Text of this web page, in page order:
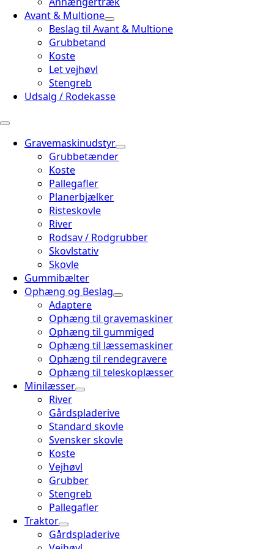
Avant & Multione
Beslag til Avant & Multione
Grubbetand
Koste
Let vejhøvl
Stengreb
Udsalg / Rodekasse
Gravemaskinudstyr
Grubbetænder
Koste
Pallegafler
Planerbjælker
Risteskovle
River
Rodsav / Rodgrubber
Skovlstativ
Skovle
Gummibælter
Ophæng og Beslag
Adaptere
Ophæng til gravemaskiner
Ophæng til gummiged
Ophæng til læssemaskiner
Ophæng til rendegravere
Ophæng til teleskoplæsser
Minilæsser
River
Gårdspladerive
Standard skovle
Svensker skovle
Koste
Vejhøvl
Grubber
Stengreb
Pallegafler
Traktor
Gårdspladerive